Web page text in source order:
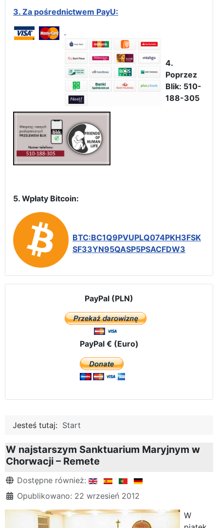
3. Za pośrednictwem PayU:
4.
Poprzez
Blik: 510-
188-305
5. Wpłaty Bitcoin:
BTC:BC1Q9PVUPLQ074PKH3FSK
SF33YN95QASP5PSACFDW3
PayPal (PLN)
PayPal € (Euro)
Jesteś tutaj: Start
W najstarszym Sanktuarium Maryjnym w
Chorwacji – Remete
Szczegóły
Dostępne również:
Opublikowano: 22 wrzesień 2012
W